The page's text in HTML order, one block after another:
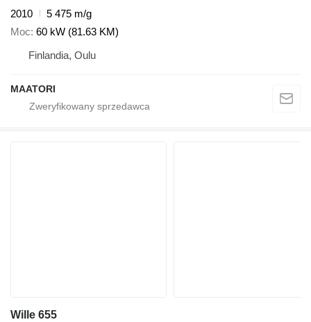
2010
5 475 m/g
Moc 60 kW (81.63 KM)
Finlandia, Oulu
MAATORI
Wille 655